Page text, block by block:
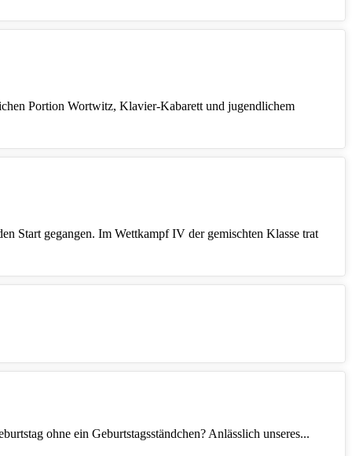
Portion Wortwitz, Klavier‑Kabarett und jugendlichem
Start gegangen. Im Wettkampf IV der gemischten Klasse trat
ohne ein Geburtstagsständchen? Anlässlich unseres...